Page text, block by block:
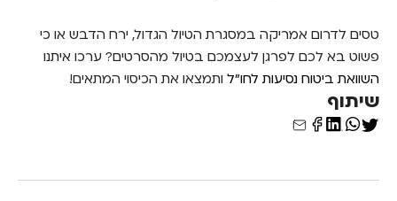
טסים לדרום אמריקה במסגרת הטיול הגדול, ירח הדבש או כי
פשוט בא לכם לפרגן לעצמכם בטיול מהסרטים? ערכו איתנו
השוואת ביטוח נסיעות לחו"ל ותמצאו את הכיסוי המתאים!
שיתוף